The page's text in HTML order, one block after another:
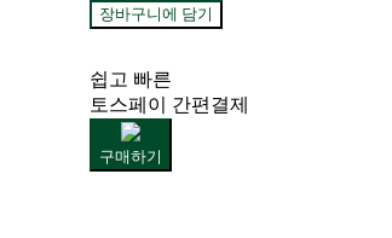
장바구니에 담기
쉽고 빠른
토스페이 간편결제
구매하기